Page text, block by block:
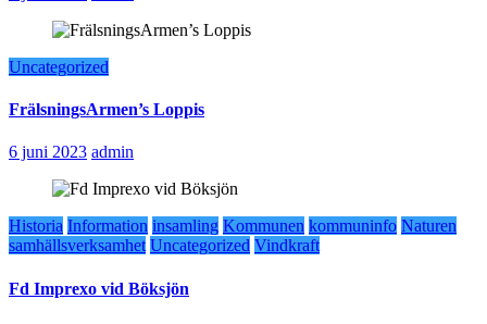
Uncategorized
FrälsningsArmen’s Loppis
6 juni 2023 admin
Historia Information insamling Kommunen kommuninfo Naturen
samhällsverksamhet Uncategorized Vindkraft
Fd Imprexo vid Böksjön